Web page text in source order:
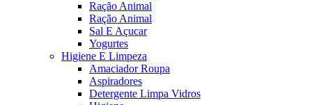
Ração Animal
Ração Animal
Sal E Açucar
Yogurtes
Higiene E Limpeza
Amaciador Roupa
Aspiradores
Detergente Limpa Vidros